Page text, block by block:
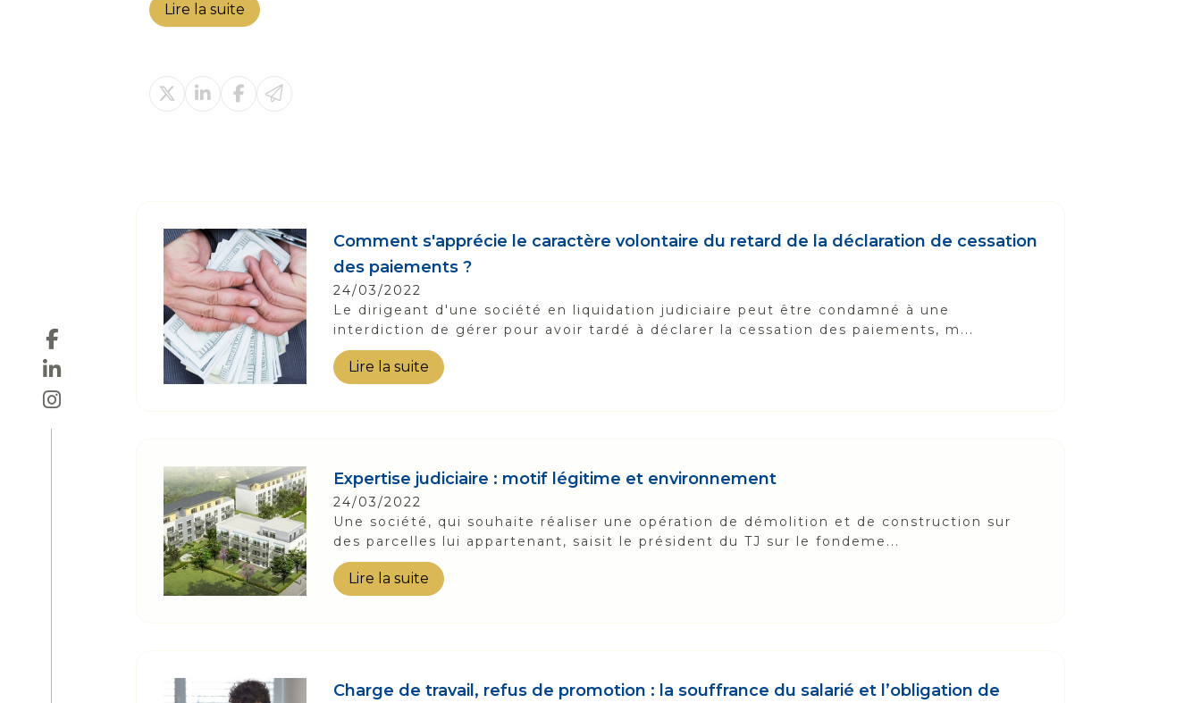
Lire la suite
Comment s'apprécie le caractère volontaire du retard de la déclaration de cessation
des paiements ?
24/03/2022
Le dirigeant d'une société en liquidation judiciaire peut être condamné à une
interdiction de gérer pour avoir tardé à déclarer la cessation des paiements, m...
Lire la suite
Expertise judiciaire : motif légitime et environnement
24/03/2022
Une société, qui souhaite réaliser une opération de démolition et de construction sur
des parcelles lui appartenant, saisit le président du TJ sur le fondeme...
Lire la suite
Charge de travail, refus de promotion : la souffrance du salarié et l’obligation de